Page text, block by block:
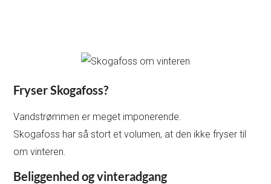
Fryser Skogafoss?
Vandstrømmen er meget imponerende.
Skogafoss har så stort et volumen, at den ikke fryser til
om vinteren.
Beliggenhed og vinteradgang